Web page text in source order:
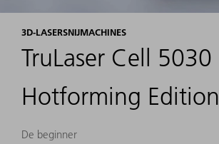
3D-LASERSNIJMACHINES
TruLaser Cell 5030
Hotforming Edition
De beginner